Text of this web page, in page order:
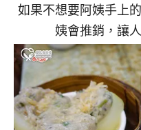
如果不想要阿姨手上
姨會推銷，讓